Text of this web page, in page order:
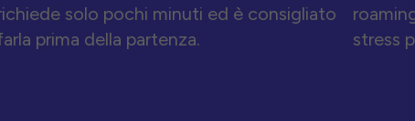
solo pochi minuti ed è consigliato
prima della partenza.
stress